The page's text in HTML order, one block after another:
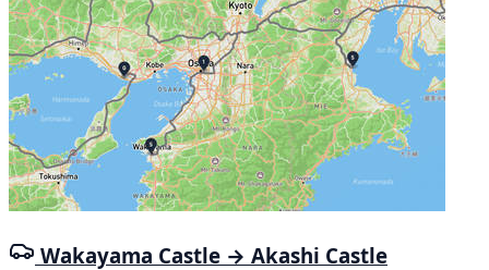
Wakayama Castle → Akashi Castle